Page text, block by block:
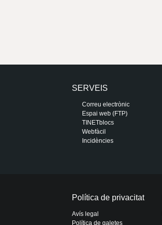
SERVEIS
Correu electrònic
Espai web (FTP)
TINETblocs
Webfàcil
Incidències
Política de privacitat
Avís legal
Política de galetes